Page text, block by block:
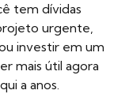
tem dívidas
urgente,
investir em um
mais útil agora
a anos.